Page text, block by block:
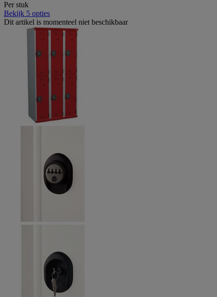
Per stuk
Bekijk 5 opties
Dit artikel is momenteel niet beschikbaar